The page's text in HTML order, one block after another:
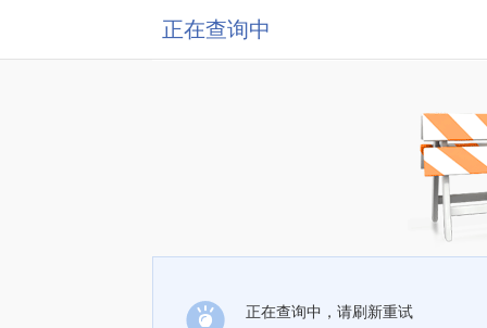
正在查询中
正在查询中，请刷新重试